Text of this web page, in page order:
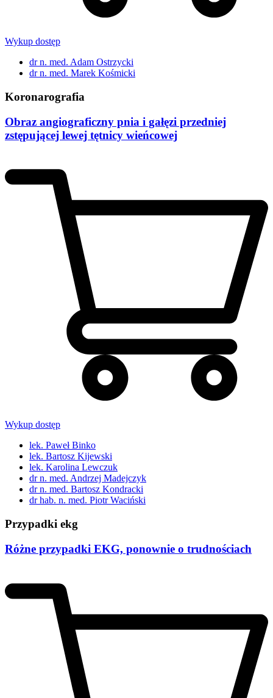
Wykup dostęp
dr n. med. Adam Ostrzycki
dr n. med. Marek Kośmicki
Koronarografia
Obraz angiograficzny pnia i gałęzi przedniej
zstępującej lewej tętnicy wieńcowej
Wykup dostęp
lek. Paweł Binko
lek. Bartosz Kijewski
lek. Karolina Lewczuk
dr n. med. Andrzej Madejczyk
dr n. med. Bartosz Kondracki
dr hab. n. med. Piotr Waciński
Przypadki ekg
Różne przypadki EKG, ponownie o trudnościach